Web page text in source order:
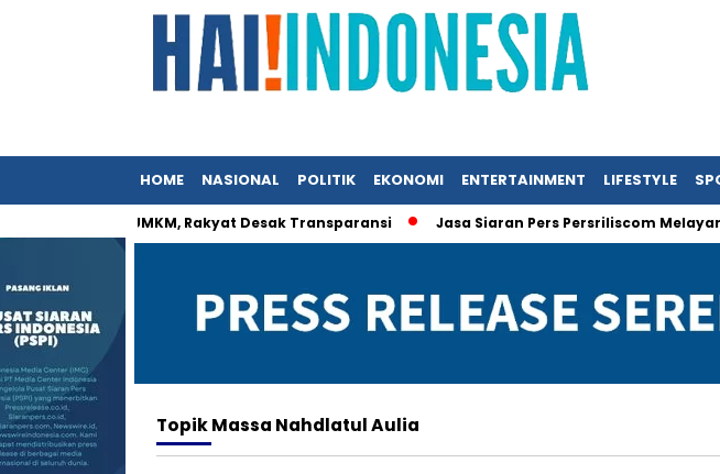
HOME NASIONAL POLITIK EKONOMI ENTERTAINMENT LIFESTYLE
Menteri UMKM, Rakyat Desak Transparansi Jasa Siaran Pers Persriliscom Melayani
TopikMassa Nahdlatul Aulia